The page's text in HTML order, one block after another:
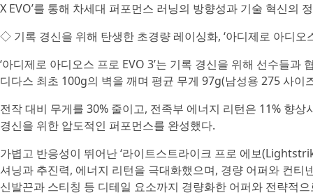
X EVO’를 통해 차세대 퍼포먼스 러닝의 방향성과 기술 혁신의
◇ 기록 경신을 위해 탄생한 초경량 레이싱화, ‘아디제로 아디오
‘아디제로 아디오스 프로 EVO 3’는 기록 경신을 위해 선수들
디다스 최초 100g의 벽을 깨며 평균 무게 97g(남성용 275 사
전작 대비 무게를 30% 줄이고, 전족부 에너지 리턴은 11% 향
경신을 위한 압도적인 퍼포먼스를 완성했다.
가볍고 반응성이 뛰어난 ‘라이트스트라이크 프로 에보
셔닝과 추진력, 에너지 리턴을 극대화했으며, 경량 어퍼와 컨
신발끈과 스티칭 등 디테일 요소까지 경량화한 어퍼와 전략적